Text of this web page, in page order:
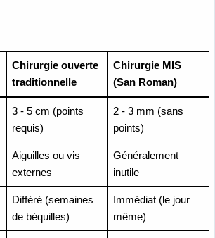
Chirurgie ouverte
traditionnelle
Chirurgie MIS
(San Roman)
3 - 5 cm (points
requis)
2 - 3 mm (sans
points)
Aiguilles ou vis
externes
Généralement
inutile
Différé (semaines
de béquilles)
Immédiat (le jour
même)